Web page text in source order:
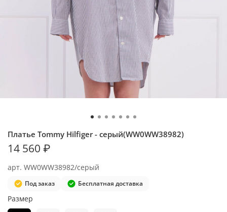
арт. WW0WW38982/серый
Платье Tommy Hilfiger - серый(WW0WW38982)
Под заказ Бесплатная доставка
14 560 ₽
Размер